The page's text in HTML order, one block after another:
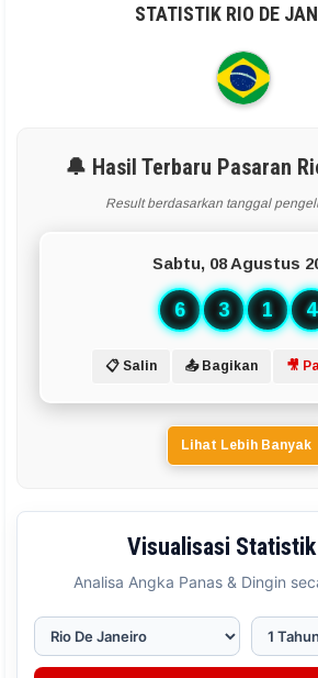
STATISTIK RIO DE
🔔 Hasil Terbaru Pasaran
Result berdasarkan tanggal
Sabtu, 08 Agustus
6 3 1 4
📋 Salin 📤 Bagikan 🎥
Lihat Lebih Banyak
Visualisasi Statistik
Analisa Angka Panas & Dingin